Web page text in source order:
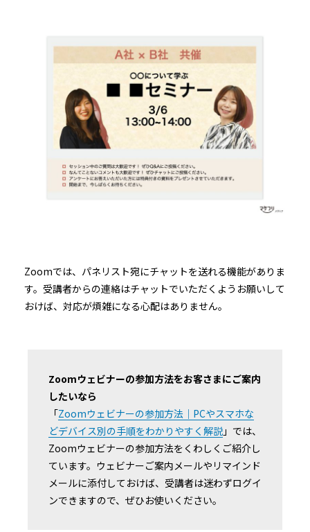
Zoomでは、パネリスト宛にチャットを送れる機能がありま
す。受講者からの連絡はチャットでいただくようお願いして
おけば、対応が煩雑になる心配はありません。
Zoomウェビナーの参加方法をお客さまにご案内
したいなら
「Zoomウェビナーの参加方法｜PCやスマホな
どデバイス別の手順をわかりやすく解説 」では、
Zoomウェビナーの参加方法をくわしくご紹介し
ています。ウェビナーご案内メールやリマインド
メールに添付しておけば、受講者は迷わずログイ
ンできますので、ぜひお使いください。